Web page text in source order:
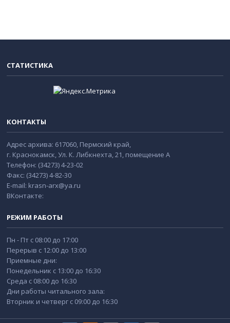
СТАТИСТИКА
КОНТАКТЫ
Адрес архива: 617060, Пермский край,
г. Краснокамск, Ул. К. Либкнехта, 21, помещение А
Телефон: (34273) 4-23-02
Факс: (34273) 4-82-30
E-mail: krasn-arx@ya.ru
ВКонтакте:
РЕЖИМ РАБОТЫ
Пн - Пт с 08:00 до 17:00
Перерыв с 12:00 до 13:00
Приемные дни:
Понедельник с 13:00 до 16:30
Среда с 08:00 до 16:30
Дни работы читального зала:
Вторник и четверг с 09:00 до 16:30